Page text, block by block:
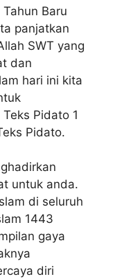
Baru
panjatkan
SWT yang
dan
hari ini kita
Pidato 1
Pidato.
untuk anda.
di seluruh
1443
gaya
diri